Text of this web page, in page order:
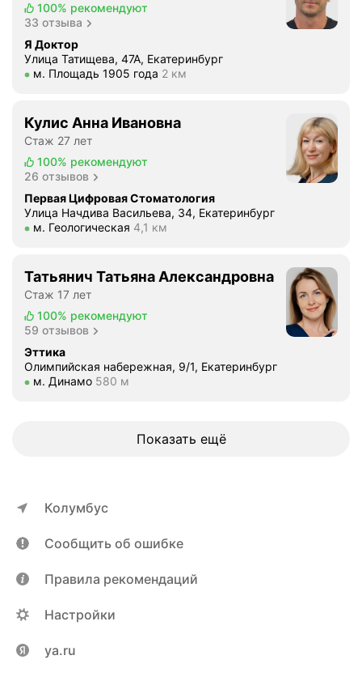
е
с
п
ц
а
с
т
П
с
о
т
и
а
100% рекомендуют
33 отзыва
Я Доктор
Улица Татищева, 47А, Екатеринбург
Метро м. Площадь 1905 года Расстояние 2 км
м. Площадь 1905 года 2 км
Кулис Анна Ивановна
Стаж 27 лет
100% рекомендуют
26 отзывов
Первая Цифровая Стоматология
Улица Начдива Васильева, 34, Екатеринбург
Метро м. Геологическая Расстояние 4,1 км
м. Геологическая 4,1 км
Татьянич Татьяна Александровна
Стаж 17 лет
100% рекомендуют
59 отзывов
Эттика
Олимпийская набережная, 9/1, Екатеринбург
Метро м. Динамо Расстояние 580 м
м. Динамо 580 м
Показать ещё
Колумбус
Сообщить об ошибке
Правила рекомендаций
Настройки
ya.ru